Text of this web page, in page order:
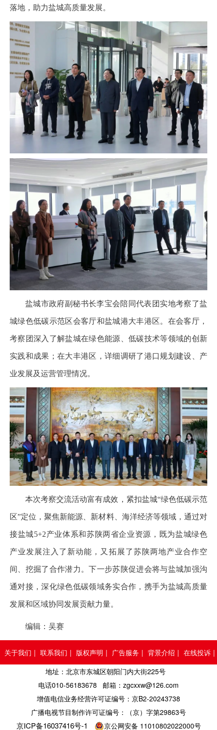
落地，助力盐城高质量发展。
盐城市政府副秘书长李宝会陪同代表团实地考察了盐
城绿色低碳示范区会客厅和盐城港大丰港区。在会客厅，
考察团深入了解盐城在绿色能源、低碳技术等领域的创新
实践和成果；在大丰港区，详细调研了港口规划建设、产
业发展及运营管理情况。
本次考察交流活动富有成效，紧扣盐城“绿色低碳示范
区”定位，聚焦新能源、新材料、海洋经济等领域，通过对
接盐城5+2产业体系和苏陕两省企业资源，既为盐城绿色
产业发展注入了新动能，又拓展了苏陕两地产业合作空
间、挖掘了合作潜力。下一步苏陕促进会将与盐城加强沟
通对接，深化绿色低碳领域务实合作，携手为盐城高质量
发展和区域协同发展贡献力量。
编辑：吴赛
关于我们 | 联系我们 | 版权声明 | 广告服务 | 背景介绍 | 在线投诉 |
人员查询
地址：北京市东城区朝阳门内大街225号
电话010-56183678 邮箱：zgcxxw@126.com
增值电信业务经营许可证编号：京B2-20243738
广播电视节目制作许可证编号：（京）字第29863号
京ICP备16037416号-1 京公网安备 11010802022000号